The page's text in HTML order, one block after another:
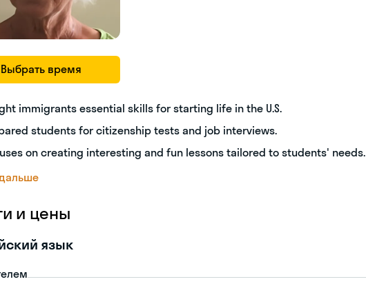
Выбрать время
immigrants essential skills for starting life in the U.S.
students for citizenship tests and job interviews.
on creating interesting and fun lessons tailored to students' needs.
и цены
язык